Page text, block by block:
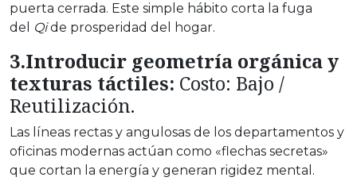
puerta cerrada. Este simple hábito corta la fuga
del
Qide prosperidad del hogar.
3.Introducir geometría orgánica y
texturas táctiles: Costo: Bajo /
Reutilización.
Las líneas rectas y angulosas de los departamentos y
oficinas modernas actúan como «flechas secretas»
que cortan la energía y generan rigidez mental.